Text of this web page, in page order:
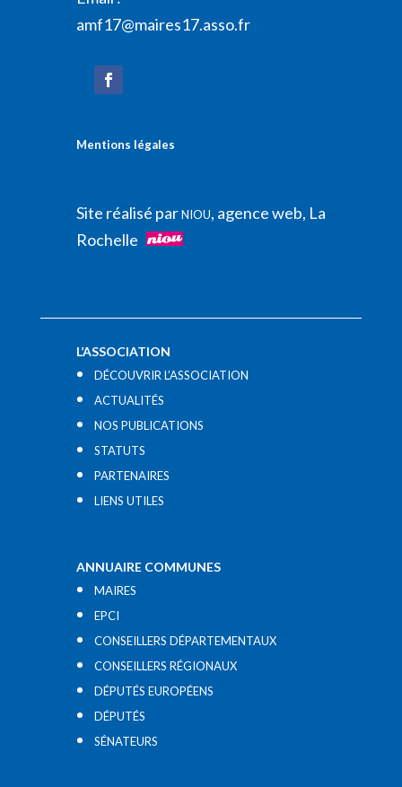
amf17@maires17.asso.fr
Mentions légales
Site réalisé parNIOU, agence web, La
Rochelle
L’ASSOCIATION
DÉCOUVRIR L’ASSOCIATION
ACTUALITÉS
NOS PUBLICATIONS
STATUTS
PARTENAIRES
LIENS UTILES​
ANNUAIRE COMMUNES
MAIRES
EPCI
CONSEILLERS DÉPARTEMENTAUX
CONSEILLERS RÉGIONAUX
DÉPUTÉS EUROPÉENS
DÉPUTÉS
SÉNATEURS